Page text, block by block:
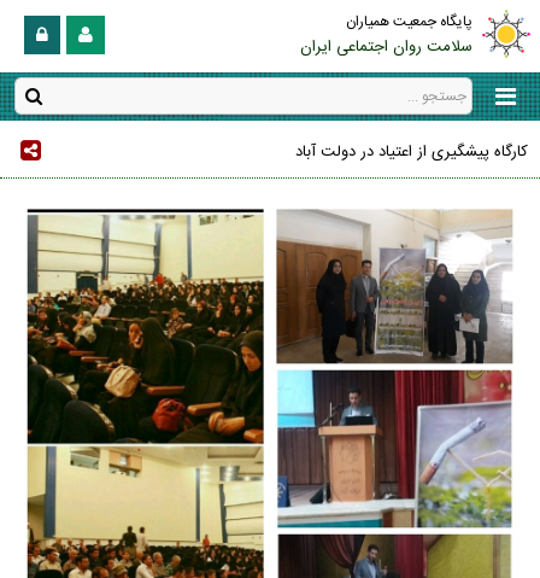
پایگاه جمعیت همیاران
سلامت روان اجتماعی ایران
کارگاه پیشگیری از اعتیاد در دولت آباد